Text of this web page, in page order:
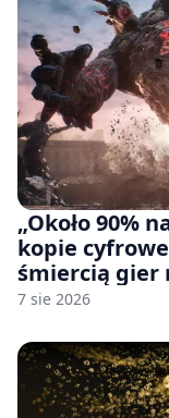
„Około 90%
kopie
śmiercią gier
7 sie 2026